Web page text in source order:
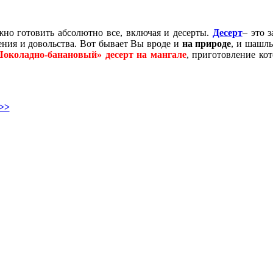
готовить абсолютно все, включая и десерты. Десерт– это
и довольства. Вот бывает Вы вроде и на природе, и
банановый» десерт на мангале, приготовление